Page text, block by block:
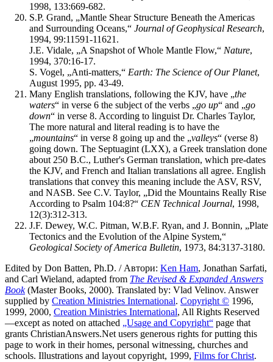
1998, 133:669-682.
S.P. Grand, „Mantle Shear Structure Beneath the Americas
and Surrounding Oceans,“ Journal of Geophysical Research,
1994, 99:11591-11621.
J.E. Vidale, „A Snapshot of Whole Mantle Flow,“ Nature,
1994, 370:16-17.
S. Vogel, „Anti-matters,“ Earth: The Science of Our Planet,
August 1995, pp. 43-49.
Many English translations, following the KJV, have „the
waters“ in verse 6 the subject of the verbs „go up“ and „go
down“ in verse 8. According to linguist Dr. Charles Taylor,
The more natural and literal reading is to have the
„mountains“ in verse 8 going up and the „valleys“ (verse 8)
going down. The Septuagint (LXX), a Greek translation done
about 250 B.C., Luther's German translation, which pre-dates
the KJV, and French and Italian translations all agree. English
translations that convey this meaning include the ASV, RSV,
and NASB. See C.V. Taylor, „Did the Mountains Really Rise
According to Psalm 104:8?“ CEN Technical Journal, 1998,
12(3):312-313.
J.F. Dewey, W.C. Pitman, W.B.F. Ryan, and J. Bonnin, „Plate
Tectonics and the Evolution of the Alpine System,“
Geological Society of America Bulletin, 1973, 84:3137-3180.
Edited by Don Batten, Ph.D. / Автори: Ken Ham, Jonathan Sarfati,
and Carl Wieland, adapted from The Revised & Expanded Answers
Book(Master Books, 2000). Translated by: Vlad Velinov. Answer
supplied by Creation Ministries International. Copyright © 1996,
1999, 2000, Creation Ministries International, All Rights Reserved
—except as noted on attached „Usage and Copyright“ page that
grants ChristianAnswers.Net users generous rights for putting this
page to work in their homes, personal witnessing, churches and
schools. Illustrations and layout copyright, 1999, Films for Christ.